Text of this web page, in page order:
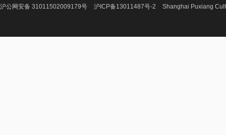
沪公网安备 31011502009179号 沪ICP备13011487号-2 Shanghai Puxiang